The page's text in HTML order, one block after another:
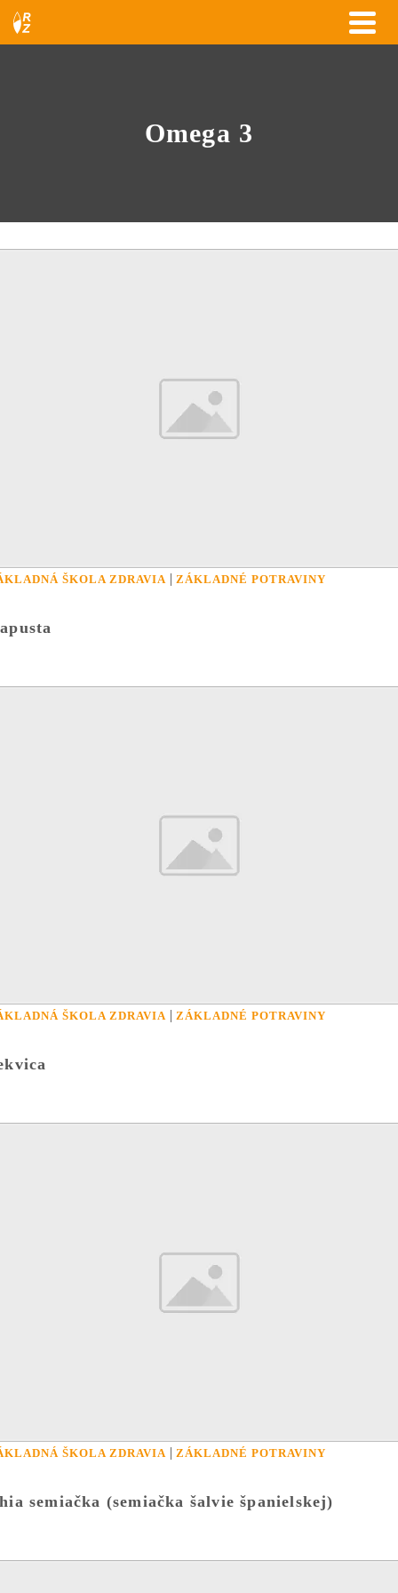
Omega 3
ŠKOLA ZDRAVIA | ZÁKLADNÉ POTRAVINY
ŠKOLA ZDRAVIA | ZÁKLADNÉ POTRAVINY
ŠKOLA ZDRAVIA | ZÁKLADNÉ POTRAVINY
semiačka (semiačka šalvie španielskej)